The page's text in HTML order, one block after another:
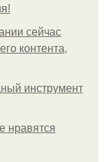
сейчас
контента,
инструмент
нравятся